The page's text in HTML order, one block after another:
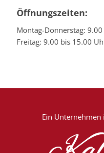
Öffnungszeiten:
Montag-Donnerstag:
Freitag: 9.00 bis 15.00
Ein Unternehmen